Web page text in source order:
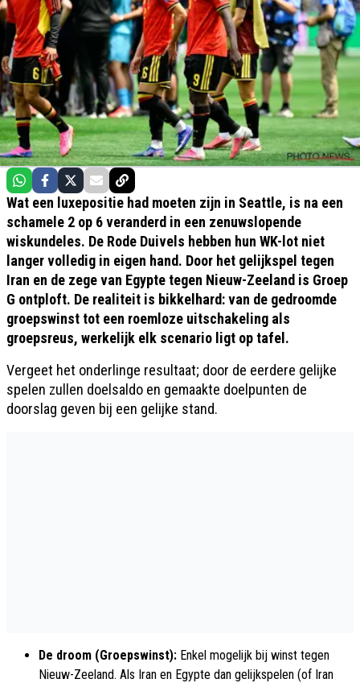
Wat een luxepositie had moeten zijn in Seattle, is na een
schamele 2 op 6 veranderd in een zenuwslopende
wiskundeles. De Rode Duivels hebben hun WK-lot niet
langer volledig in eigen hand. Door het gelijkspel tegen
Iran en de zege van Egypte tegen Nieuw-Zeeland is Groep
G ontploft. De realiteit is bikkelhard: van de gedroomde
groepswinst tot een roemloze uitschakeling als
groepsreus, werkelijk elk scenario ligt op tafel.
Vergeet het onderlinge resultaat; door de eerdere gelijke
spelen zullen doelsaldo en gemaakte doelpunten de
doorslag geven bij een gelijke stand.
De droom (Groepswinst): Enkel mogelijk bij winst tegen
Nieuw-Zeeland. Als Iran en Egypte dan gelijkspelen (of Iran